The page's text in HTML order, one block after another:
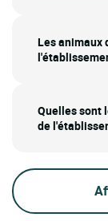
Les animaux
Quelles sont
de